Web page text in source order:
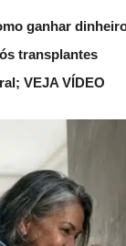
ganhar
transplantes
VEJA VÍDEO